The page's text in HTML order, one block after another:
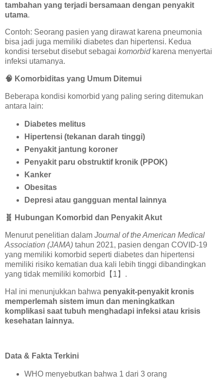
tambahan yang terjadi bersamaan dengan penyakit
utama.
Contoh: Seorang pasien yang dirawat karena pneumonia
bisa jadi juga memiliki diabetes dan hipertensi. Kedua
kondisi tersebut disebut sebagai komorbidkarena menyertai
infeksi utamanya.
🧠 Komorbiditas yang Umum Ditemui
Beberapa kondisi komorbid yang paling sering ditemukan
antara lain:
Diabetes melitus
Hipertensi (tekanan darah tinggi)
Penyakit jantung koroner
Penyakit paru obstruktif kronik (PPOK)
Kanker
Obesitas
Depresi atau gangguan mental lainnya
🧬 Hubungan Komorbid dan Penyakit Akut
Menurut penelitian dalam Journal of the American Medical
Association (JAMA) tahun 2021, pasien dengan COVID-19
yang memiliki komorbid seperti diabetes dan hipertensi
memiliki risiko kematian dua kali lebih tinggi dibandingkan
yang tidak memiliki komorbid
【 1 】 .
Hal ini menunjukkan bahwa penyakit-penyakit kronis
memperlemah sistem imun dan meningkatkan
komplikasi saat tubuh menghadapi infeksi atau krisis
kesehatan lainnya.
Data & Fakta Terkini
WHO menyebutkan bahwa 1 dari 3 orang